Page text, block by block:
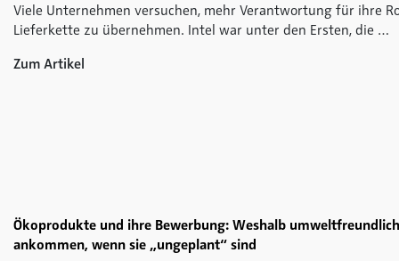
Viele Unternehmen versuchen, mehr Verantwortung für ihre
Lieferkette zu übernehmen. Intel war unter den Ersten, die …
Zum Artikel
Ökoprodukte und ihre Bewerbung: Weshalb
ankommen, wenn sie „ungeplant“ sind